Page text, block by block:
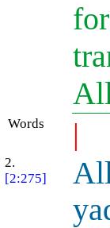
Words |
2.
[2:275]